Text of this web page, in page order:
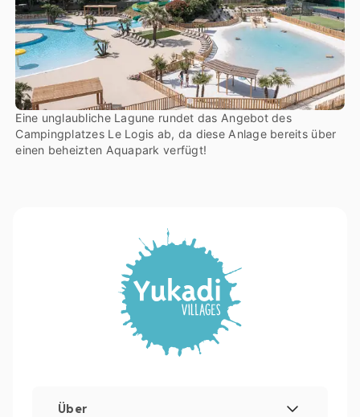
Eine unglaubliche Lagune rundet das Angebot des
Campingplatzes Le Logis ab, da diese Anlage bereits über
einen beheizten Aquapark verfügt!
Über